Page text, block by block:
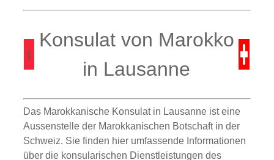
Konsulat von Marokko
in Lausanne
Das Marokkanische Konsulat in Lausanne ist eine
Aussenstelle der Marokkanischen Botschaft in der
Schweiz. Sie finden hier umfassende Informationen
über die konsularischen Dienstleistungen des